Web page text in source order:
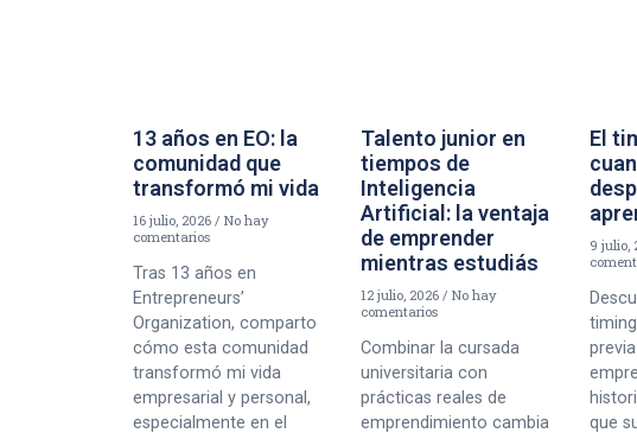
13 años en EO: la
comunidad que
transformó mi vida
16 julio, 2026
No hay
comentarios
Tras 13 años en
Entrepreneurs’
Organization, comparto
cómo esta comunidad
transformó mi vida
empresarial y personal,
especialmente en el
Talento junior en
tiempos de
Inteligencia
Artificial: la ventaja
de emprender
mientras estudiás
12 julio, 2026 No hay
comentarios
Combinar la cursada
universitaria con
prácticas reales de
emprendimiento cambia
El
9 julio,
que